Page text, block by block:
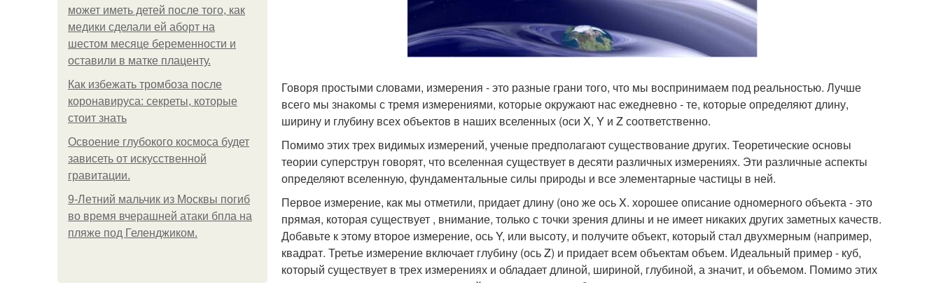
может иметь детей после того, как
медики сделали ей аборт на
шестом месяце беременности и
оставили в матке плаценту.
Как избежать тромбоза после
коронавируса: секреты, которые
стоит знать
Освоение глубокого космоса будет
зависеть от искусственной
гравитации.
9-Лeтний мaльчик из Москвы погиб
во время вчерашней атаки бпла на
пляже под Геленджиком.
Говоря простыми словами, измерения - это разные грани того, что мы воспринимаем под реальностью. Лучше
всего мы знакомы с тремя измерениями, которые окружают нас ежедневно - те, которые определяют длину,
ширину и глубину всех объектов в наших вселенных (оси X, Y и Z соответственно.
Помимо этих трех видимых измерений, ученые предполагают существование других. Теоретические основы
теории суперструн говорят, что вселенная существует в десяти различных измерениях. Эти различные аспекты
определяют вселенную, фундаментальные силы природы и все элементарные частицы в ней.
Первое измерение, как мы отметили, придает длину (оно же ось X. хорошее описание одномерного объекта - это
прямая, которая существует , внимание, только с точки зрения длины и не имеет никаких других заметных качеств.
Добавьте к этому второе измерение, ось Y, или высоту, и получите объект, который стал двухмерным (например,
квадрат. Третье измерение включает глубину (ось Z) и придает всем объектам объем. Идеальный пример - куб,
который существует в трех измерениях и обладает длиной, шириной, глубиной, а значит, и объемом. Помимо этих